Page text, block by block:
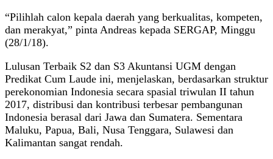
“Pilihlah calon kepala daerah yang berkualitas, kompeten,
dan merakyat,” pinta Andreas kepada SERGAP, Minggu
(28/1/18).
Lulusan Terbaik S2 dan S3 Akuntansi UGM dengan
Predikat Cum Laude ini, menjelaskan, berdasarkan struktur
perekonomian Indonesia secara spasial triwulan II tahun
2017, distribusi dan kontribusi terbesar pembangunan
Indonesia berasal dari Jawa dan Sumatera. Sementara
Maluku, Papua, Bali, Nusa Tenggara, Sulawesi dan
Kalimantan sangat rendah.